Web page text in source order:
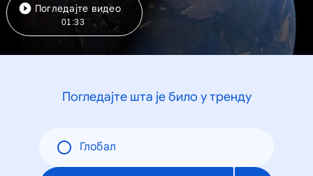
Погледајте видео
01:33
Погледајте шта је било у тренду
Глобал